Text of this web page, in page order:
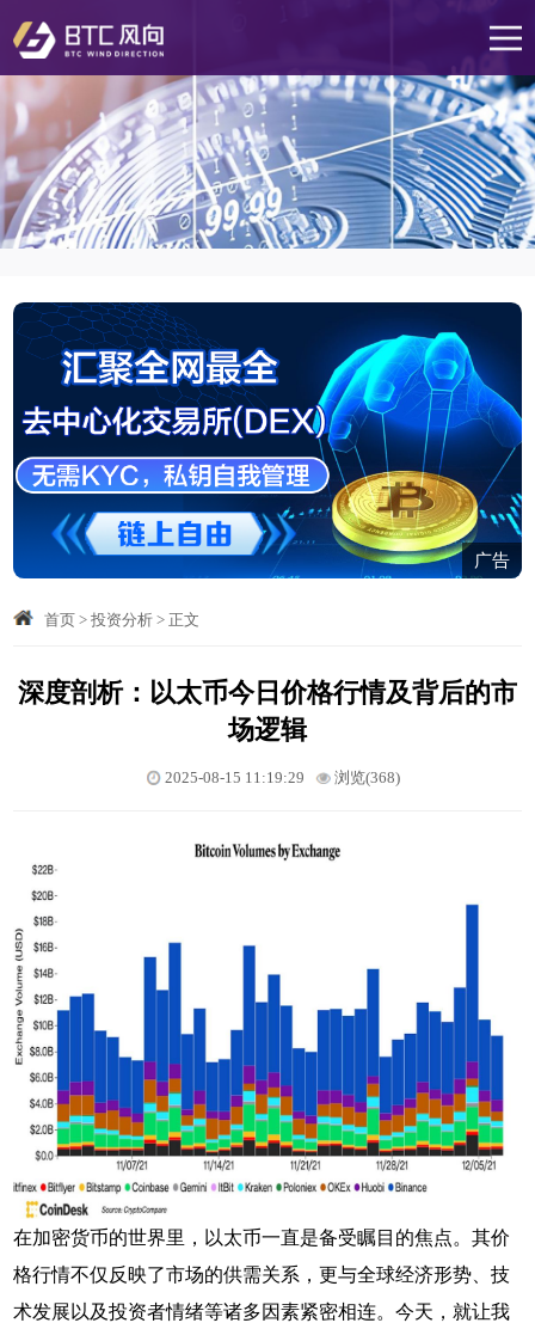
广告
首页> 投资分析> 正文
深度剖析：以太币今日价格行情及背后的市
场逻辑
2025-08-15 11:19:29 浏览(368)
在加密货币的世界里，以太币一直是备受瞩目的焦点。其价
格行情不仅反映了市场的供需关系，更与全球经济形势、技
术发展以及投资者情绪等诸多因素紧密相连。今天，就让我